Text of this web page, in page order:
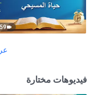
فيديوهات مختارة